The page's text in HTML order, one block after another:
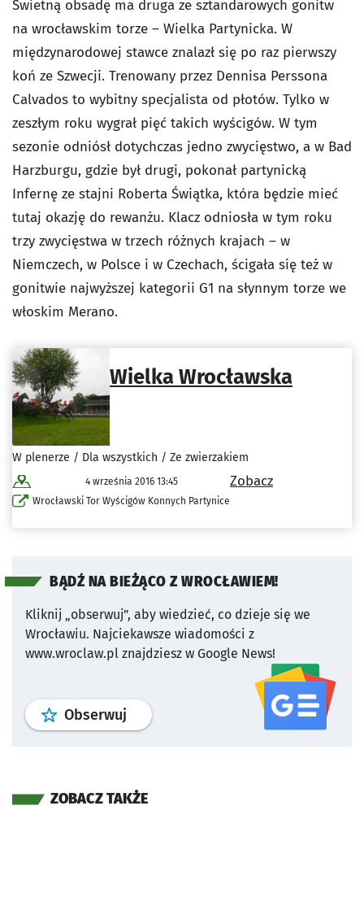
Świetną obsadę ma druga ze sztandarowych gonitw
na wrocławskim torze – Wielka Partynicka. W
międzynarodowej stawce znalazł się po raz pierwszy
koń ze Szwecji. Trenowany przez Dennisa Perssona
Calvados to wybitny specjalista od płotów. Tylko w
zeszłym roku wygrał pięć takich wyścigów. W tym
sezonie odniósł dotychczas jedno zwycięstwo, a w Bad
Harzburgu, gdzie był drugi, pokonał partynicką
Infernę ze stajni Roberta Świątka, która będzie mieć
tutaj okazję do rewanżu. Klacz odniosła w tym roku
trzy zwycięstwa w trzech różnych krajach – w
Niemczech, w Polsce i w Czechach, ścigała się też w
gonitwie najwyższej kategorii G1 na słynnym torze we
włoskim Merano.
Wielka Wrocławska
W plenerze / Dla wszystkich / Ze zwierzakiem
4 września 2016 13:45
Wrocławski Tor Wyścigów Konnych Partynice
Zobacz
BĄDŹ NA BIEŻĄCO Z WROCŁAWIEM!
Kliknij „obserwuj”, aby wiedzieć, co dzieje się we
Wrocławiu. Najciekawsze wiadomości z
www.wroclaw.pl znajdziesz w Google News!
Obserwuj profil serwisu
ZOBACZ TAKŻE